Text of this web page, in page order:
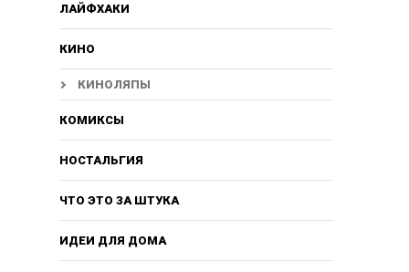
ЛАЙФХАКИ
КИНО
КИНОЛЯПЫ
КОМИКСЫ
НОСТАЛЬГИЯ
ЧТО ЭТО ЗА ШТУКА
ИДЕИ ДЛЯ ДОМА